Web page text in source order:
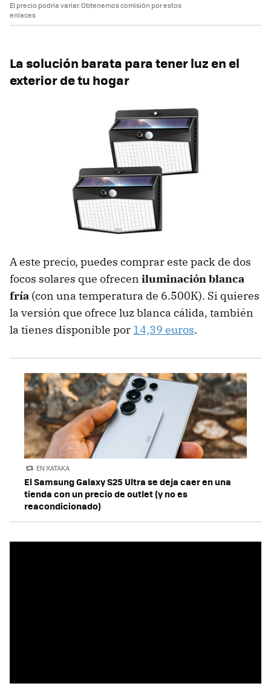
El precio podría variar. Obtenemos comisión por estos
enlaces
La solución barata para tener luz en el
exterior de tu hogar
A este precio, puedes comprar este pack de dos
focos solares que ofrecen iluminación blanca
fría (con una temperatura de 6.500K). Si quieres
la versión que ofrece luz blanca cálida, también
la tienes disponible por 14,39 euros.
EN XATAKA
El Samsung Galaxy S25 Ultra se deja caer en una
tienda con un precio de outlet (y no es
reacondicionado)